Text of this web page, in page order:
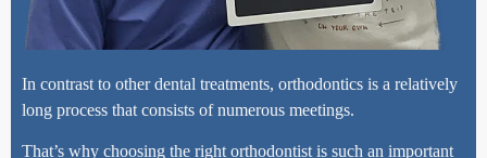
In contrast to other dental treatments, orthodontics is a relatively
long process that consists of numerous meetings.
That’s why choosing the right orthodontist is such an important